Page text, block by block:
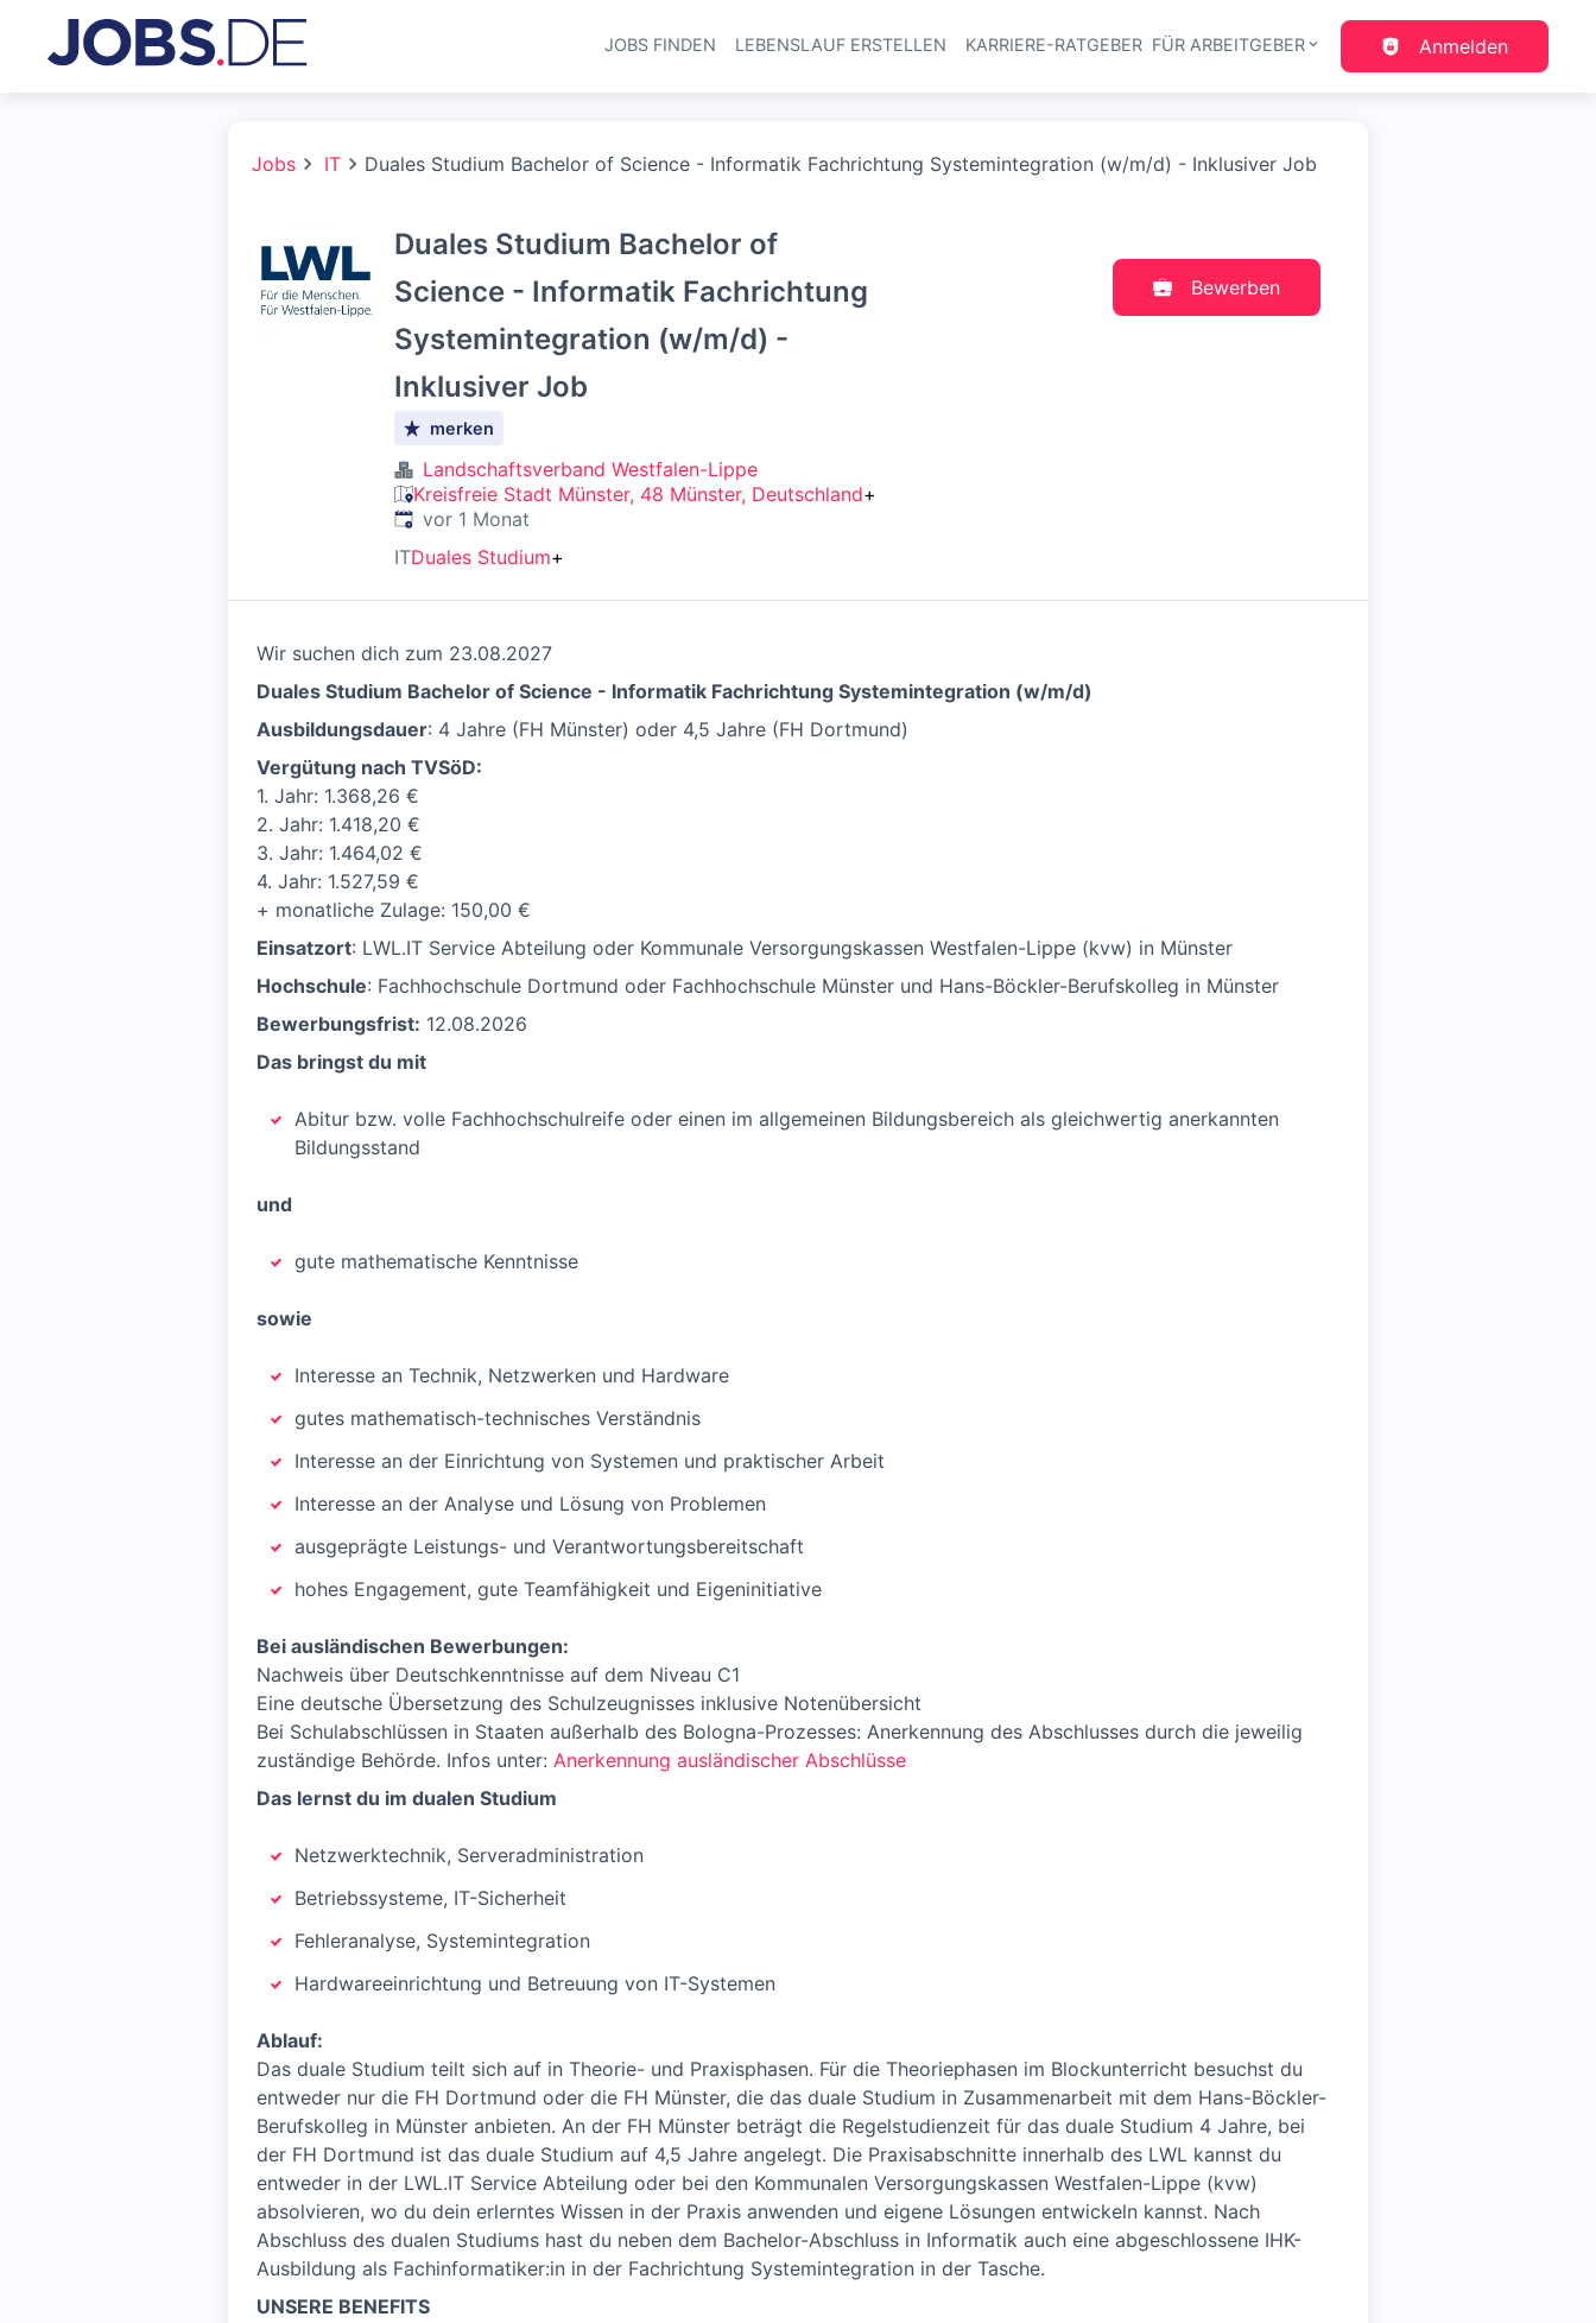
Haupt-Navigation
JOBS FINDEN LEBENSLAUF ERSTELLEN KARRIERE-RATGEBER FÜR ARBEITGEBER Anmelden
Jobs IT Duales Studium Bachelor of Science - Informatik Fachrichtung Systemintegration (w/m/d) - Inklusiver Job
Duales Studium Bachelor of
Science - Informatik Fachrichtung
Systemintegration (w/m/d) -
Inklusiver Job
merken
Landschaftsverband Westfalen-Lippe
Kreisfreie Stadt Münster, 48 Münster, Deutschland+
Veröffentlicht:
vor 1 Monat
ITDuales Studium+
Bewerben
Wir suchen dich zum 23.08.2027
Duales Studium Bachelor of Science - Informatik Fachrichtung Systemintegration (w/m/d)
Ausbildungsdauer: 4 Jahre (FH Münster) oder 4,5 Jahre (FH Dortmund)
Vergütung nach TVSöD:
1. Jahr: 1.368,26 €
2. Jahr: 1.418,20 €
3. Jahr: 1.464,02 €
4. Jahr: 1.527,59 €
+ monatliche Zulage: 150,00 €
Einsatzort: LWL.IT Service Abteilung oder Kommunale Versorgungskassen Westfalen-Lippe (kvw) in Münster
Hochschule: Fachhochschule Dortmund oder Fachhochschule Münster und Hans-Böckler-Berufskolleg in Münster
Bewerbungsfrist: 12.08.2026
Das bringst du mit
Abitur bzw. volle Fachhochschulreife oder einen im allgemeinen Bildungsbereich als gleichwertig anerkannten
Bildungsstand
und
gute mathematische Kenntnisse
sowie
Interesse an Technik, Netzwerken und Hardware
gutes mathematisch-technisches Verständnis
Interesse an der Einrichtung von Systemen und praktischer Arbeit
Interesse an der Analyse und Lösung von Problemen
ausgeprägte Leistungs- und Verantwortungsbereitschaft
hohes Engagement, gute Teamfähigkeit und Eigeninitiative
Bei ausländischen Bewerbungen:
Nachweis über Deutschkenntnisse auf dem Niveau C1
Eine deutsche Übersetzung des Schulzeugnisses inklusive Notenübersicht
Bei Schulabschlüssen in Staaten außerhalb des Bologna-Prozesses: Anerkennung des Abschlusses durch die jeweilig
zuständige Behörde. Infos unter: Anerkennung ausländischer Abschlüsse
Das lernst du im dualen Studium
Netzwerktechnik, Serveradministration
Betriebssysteme, IT-Sicherheit
Fehleranalyse, Systemintegration
Hardwareeinrichtung und Betreuung von IT-Systemen
Ablauf:
Das duale Studium teilt sich auf in Theorie- und Praxisphasen. Für die Theoriephasen im Blockunterricht besuchst du
entweder nur die FH Dortmund oder die FH Münster, die das duale Studium in Zusammenarbeit mit dem Hans-Böckler-
Berufskolleg in Münster anbieten. An der FH Münster beträgt die Regelstudienzeit für das duale Studium 4 Jahre, bei
der FH Dortmund ist das duale Studium auf 4,5 Jahre angelegt. Die Praxisabschnitte innerhalb des LWL kannst du
entweder in der LWL.IT Service Abteilung oder bei den Kommunalen Versorgungskassen Westfalen-Lippe (kvw)
absolvieren, wo du dein erlerntes Wissen in der Praxis anwenden und eigene Lösungen entwickeln kannst. Nach
Abschluss des dualen Studiums hast du neben dem Bachelor-Abschluss in Informatik auch eine abgeschlossene IHK-
Ausbildung als Fachinformatiker:in in der Fachrichtung Systemintegration in der Tasche.
UNSERE BENEFITS